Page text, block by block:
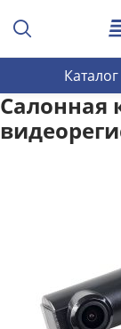
Каталог
Салонная